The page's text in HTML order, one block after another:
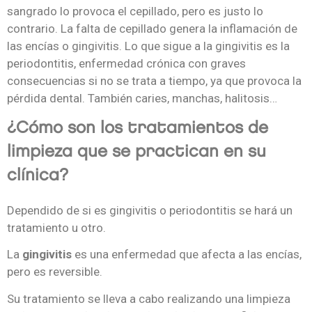
sangrado lo provoca el cepillado, pero es justo lo
contrario. La falta de cepillado genera la inflamación de
las encías o gingivitis. Lo que sigue a la gingivitis es la
periodontitis, enfermedad crónica con graves
consecuencias si no se trata a tiempo, ya que provoca la
pérdida dental. También caries, manchas, halitosis…
¿Cómo son los tratamientos de
limpieza que se practican en su
clínica?
Dependido de si es gingivitis o periodontitis se hará un
tratamiento u otro.
La gingivitis es una enfermedad que afecta a las encías,
pero es reversible.
Su tratamiento se lleva a cabo realizando una limpieza